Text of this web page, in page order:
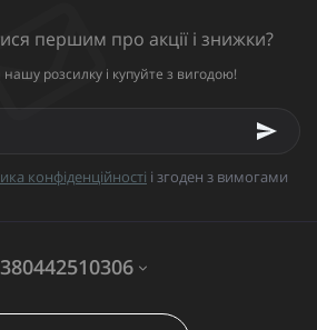
першим про акції і знижки?
розсилку і купуйте з вигодою!
конфіденційності і згоден з вимогами